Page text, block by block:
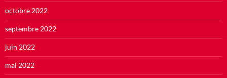
octobre 2022
septembre 2022
juin 2022
mai 2022